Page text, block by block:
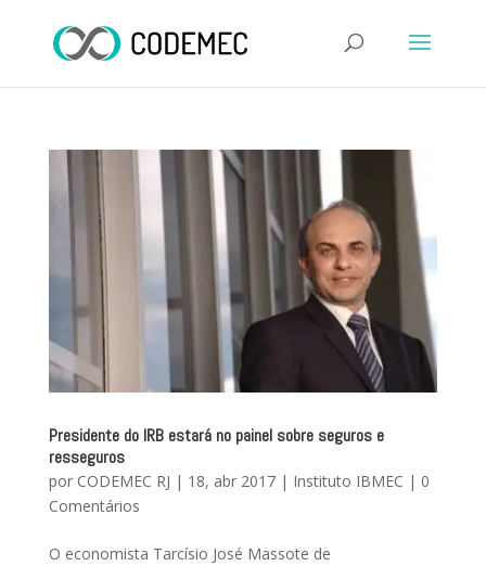
Presidente do IRB estará no painel sobre seguros e
resseguros
por CODEMEC RJ | 18, abr 2017| Instituto IBMEC | 0
Comentários
O economista Tarcísio José Massote de